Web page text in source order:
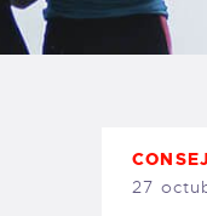
TIENDA
WEBCAM
27